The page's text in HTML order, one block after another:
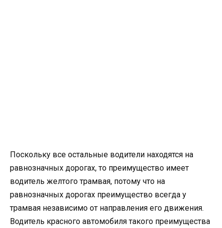
Поскольку все остальные водители находятся на
равнозначных дорогах, то преимущество имеет
водитель желтого трамвая, потому что на
равнозначных дорогах преимущество всегда у
трамвая независимо от направления его движения.
Водитель красного автомобиля такого преимущества